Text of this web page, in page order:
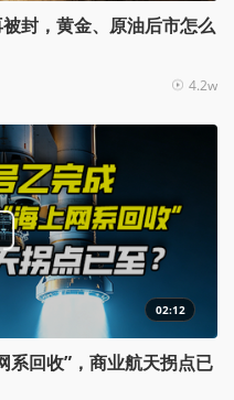
封，黄金、原油后市怎么
4.2w
02:12
系回收”，商业航天拐点已